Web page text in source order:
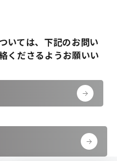
いては、下記のお問い
くださるようお願いい